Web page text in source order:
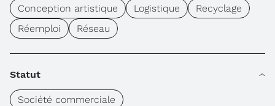
Conception artistique
Logistique
Recyclage
Réemploi
Réseau
Statut
Société commerciale